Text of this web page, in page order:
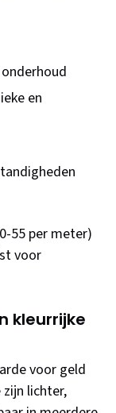
en
55 per meter)
voor
kleurrijke
voor geld
zijn lichter,